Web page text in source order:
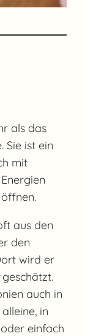
als das
Sie ist ein
mit
aus den
den
wird er
geschätzt.
auch in
in
einfach